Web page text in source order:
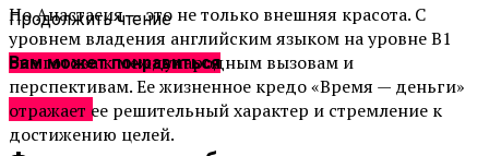
Но Анастасия — это не только внешняя красота. С
уровнем владения английским языком на уровне B1
она готова к международным вызовам и
перспективам. Ее жизненное кредо «Время — деньги»
отражает ее решительный характер и стремление к
достижению целей.
Продолжить чтение
Вам может понравиться
Новости